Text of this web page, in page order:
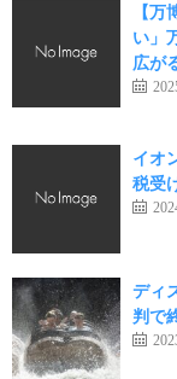
【
い」
広が
イオ
税受
ディ
判で